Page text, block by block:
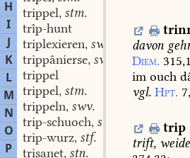
H
I
J
K
L
M
N
O
P
trippel, stm.
trîp-hunt
triplexieren, swv.
trippânierse, swf.
trippel
trippel, stm.
trippeln, swv.
trip-schuoch, stm.
trip-wurz, stf.
trisanet, stn.
davon
Diem.
im ouch
vgl. Hpt.
trip
trift,